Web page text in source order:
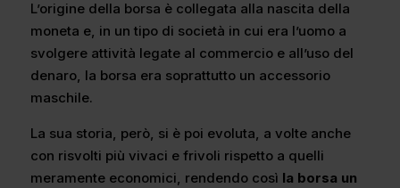
L’origine della borsa è collegata alla nascita della
moneta e, in un tipo di società in cui era l’uomo a
svolgere attività legate al commercio e all’uso del
denaro, la borsa era soprattutto un accessorio
maschile.
La sua storia, però, si è poi evoluta, a volte anche
con risvolti più vivaci e frivoli rispetto a quelli
meramente economici, rendendo così la borsa un